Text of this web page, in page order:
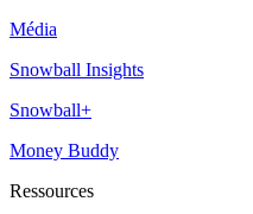
Média
Snowball Insights
Snowball+
Money Buddy
Ressources